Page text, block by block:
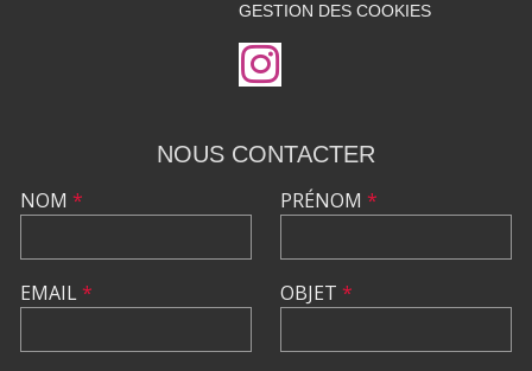
GESTION DES COOKIES
NOUS CONTACTER
NOM *
EMAIL*
PRÉNOM *
OBJET *